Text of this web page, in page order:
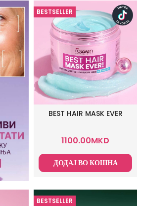
BESTSELLER
BEST HAIR MASK EVER
1100.00MKD
ДОДАЈ ВО КОШНА
BESTSELLER